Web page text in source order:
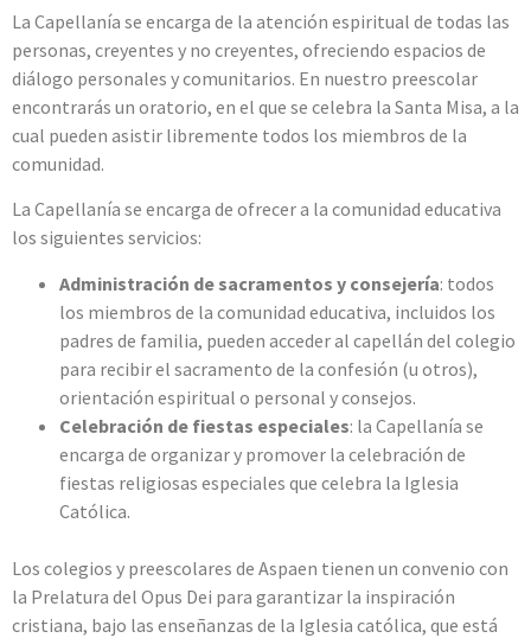
La Capellanía se encarga de la atención espiritual de todas las
personas, creyentes y no creyentes, ofreciendo espacios de
diálogo personales y comunitarios. En nuestro preescolar
encontrarás un oratorio, en el que se celebra la Santa Misa, a la
cual pueden asistir libremente todos los miembros de la
comunidad.
La Capellanía se encarga de ofrecer a la comunidad educativa
los siguientes servicios:
Administración de sacramentos y consejería: todos
los miembros de la comunidad educativa, incluidos los
padres de familia, pueden acceder al capellán del colegio
para recibir el sacramento de la confesión (u otros),
orientación espiritual o personal y consejos.
Celebración de fiestas especiales: la Capellanía se
encarga de organizar y promover la celebración de
fiestas religiosas especiales que celebra la Iglesia
Católica.
Los colegios y preescolares de Aspaen tienen un convenio con
la Prelatura del Opus Dei para garantizar la inspiración
cristiana, bajo las enseñanzas de la Iglesia católica, que está